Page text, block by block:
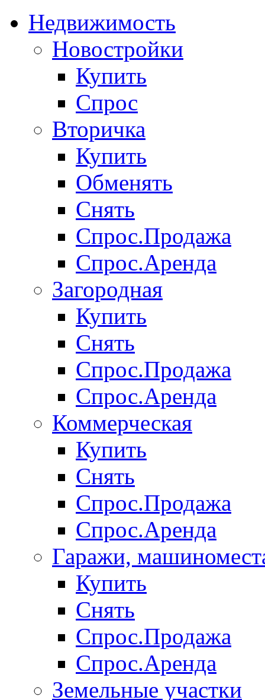
Недвижимость
Новостройки
Купить
Спрос
Вторичка
Купить
Обменять
Снять
Спрос.Продажа
Спрос.Аренда
Загородная
Купить
Снять
Спрос.Продажа
Спрос.Аренда
Коммерческая
Купить
Снять
Спрос.Продажа
Спрос.Аренда
Гаражи,
Купить
Снять
Спрос.Продажа
Спрос.Аренда
Земельные участки